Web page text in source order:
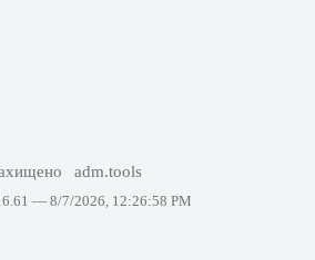
adm.tools
— 8/7/2026, 12:26:58 PM